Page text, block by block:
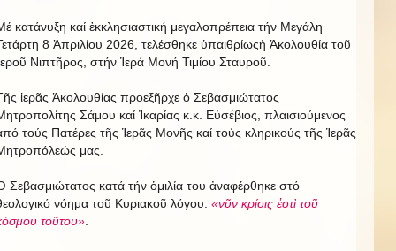
κατάνυξη καί ἐκκλησιαστική μεγαλοπρέπεια τήν Μεγάλη
8 Ἀπριλίου 2026, τελέσθηκε ὑπαιθρίωςἡ Ἀκολουθία τοῦ
Νιπτῆρος, στήν Ἱερά Μονή Τιμίου Σταυροῦ.
ἱερᾶς Ἀκολουθίας προεξῆρχε ὁ Σεβασμιώτατος
Σάμου καί Ἰκαρίας κ.κ. Εὐσέβιος, πλαισιούμενος
τούς Πατέρες τῆς Ἱερᾶς Μονῆς καί τούς κληρικούς τῆς Ἱερᾶς
μας.
Σεβασμιώτατος κατά τήν ὁμιλία του ἀναφέρθηκε στό
νόημα τοῦ Κυριακοῦ λόγου: «νῦν κρίσις ἐστὶ τοῦ
τοῦτου»